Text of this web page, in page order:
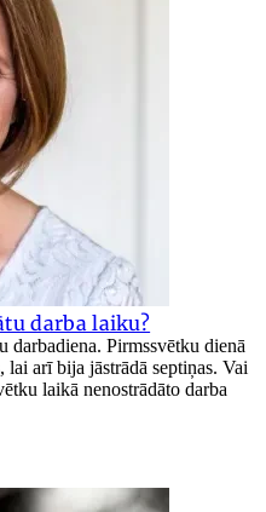
darba laiku?
darbadiena. Pirmssvētku dienā
lai arī bija jāstrādā septiņas. Vai
laikā nenostrādāto darba